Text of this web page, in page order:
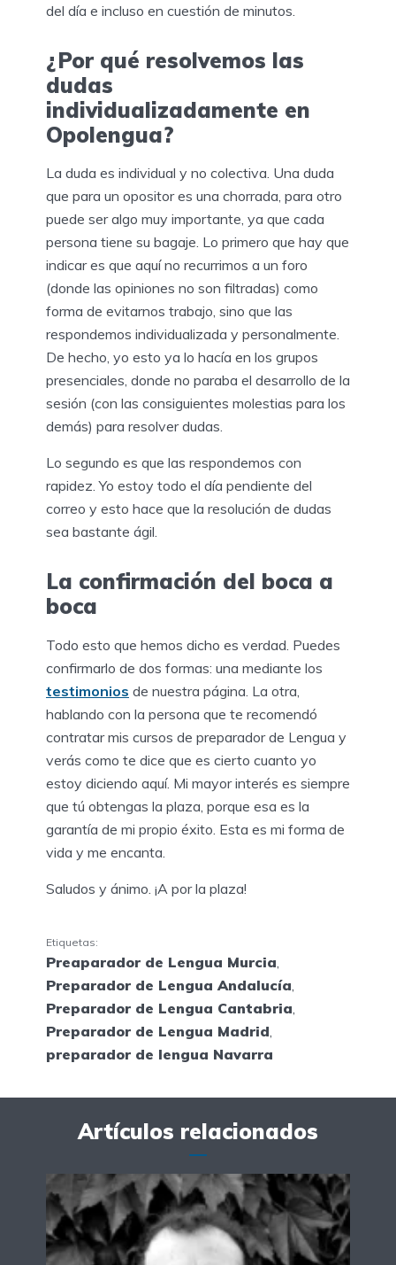
del día e incluso en cuestión de minutos.
¿Por qué resolvemos las
dudas
individualizadamente en
Opolengua?
La duda es individual y no colectiva. Una duda
que para un opositor es una chorrada, para otro
puede ser algo muy importante, ya que cada
persona tiene su bagaje. Lo primero que hay que
indicar es que aquí no recurrimos a un foro
(donde las opiniones no son filtradas) como
forma de evitarnos trabajo, sino que las
respondemos individualizada y personalmente.
De hecho, yo esto ya lo hacía en los grupos
presenciales, donde no paraba el desarrollo de la
sesión (con las consiguientes molestias para los
demás) para resolver dudas.
Lo segundo es que las respondemos con
rapidez. Yo estoy todo el día pendiente del
correo y esto hace que la resolución de dudas
sea bastante ágil.
La confirmación del boca a
boca
Todo esto que hemos dicho es verdad. Puedes
confirmarlo de dos formas: una mediante los
testimonios de nuestra página. La otra,
hablando con la persona que te recomendó
contratar mis cursos de preparador de Lengua y
verás como te dice que es cierto cuanto yo
estoy diciendo aquí. Mi mayor interés es siempre
que tú obtengas la plaza, porque esa es la
garantía de mi propio éxito. Esta es mi forma de
vida y me encanta.
Saludos y ánimo. ¡A por la plaza!
Etiquetas:
Preaparador de Lengua Murcia,
Preparador de Lengua Andalucía,
Preparador de Lengua Cantabria,
Preparador de Lengua Madrid,
preparador de lengua Navarra
Artículos relacionados